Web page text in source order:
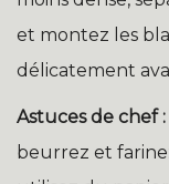
et montez les
délicatement
Astuces de chef :
beurrez et